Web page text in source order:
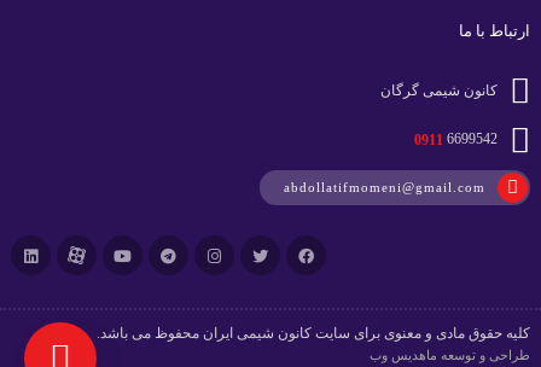
ارتباط با ما
کانون شیمی گرگان
0911 6699542
abdollatifmomeni@gmail.com
کلیه حقوق مادی و معنوی برای سایت کانون شیمی ایران محفوظ می باشد.
طراحی و توسعه ماهدیس وب